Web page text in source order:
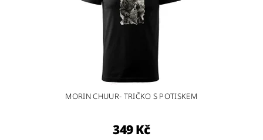
MORIN CHUUR- TRIČKO S POTISKEM
349 Kč